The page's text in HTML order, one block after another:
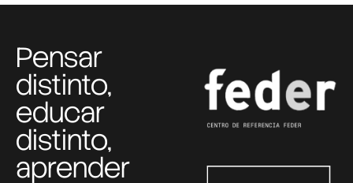
Pensar
distinto,
educar
distinto,
aprender